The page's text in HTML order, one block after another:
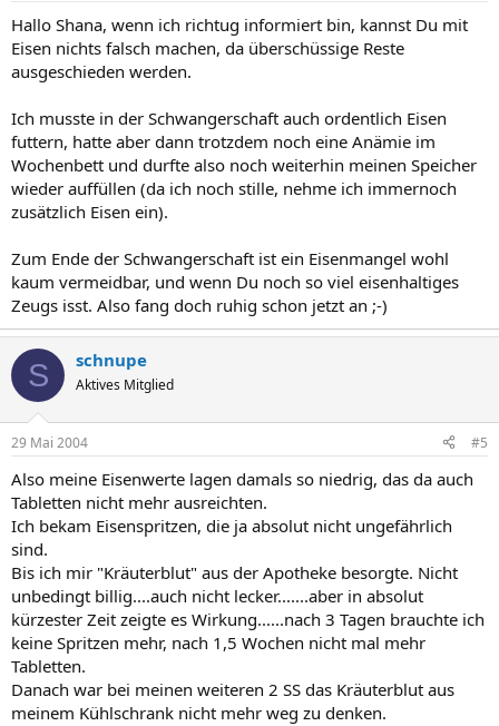
Hallo Shana, wenn ich richtug informiert bin, kannst Du mit
Eisen nichts falsch machen, da überschüssige Reste
ausgeschieden werden.
Ich musste in der Schwangerschaft auch ordentlich Eisen
futtern, hatte aber dann trotzdem noch eine Anämie im
Wochenbett und durfte also noch weiterhin meinen Speicher
wieder auffüllen (da ich noch stille, nehme ich immernoch
zusätzlich Eisen ein).
Zum Ende der Schwangerschaft ist ein Eisenmangel wohl
kaum vermeidbar, und wenn Du noch so viel eisenhaltiges
Zeugs isst. Also fang doch ruhig schon jetzt an ;-)
S schnupe
Aktives Mitglied
29 Mai 2004 #5
Also meine Eisenwerte lagen damals so niedrig, das da auch
Tabletten nicht mehr ausreichten.
Ich bekam Eisenspritzen, die ja absolut nicht ungefährlich
sind.
Bis ich mir "Kräuterblut" aus der Apotheke besorgte. Nicht
unbedingt billig....auch nicht lecker.......aber in absolut
kürzester Zeit zeigte es Wirkung......nach 3 Tagen brauchte ich
keine Spritzen mehr, nach 1,5 Wochen nicht mal mehr
Tabletten.
Danach war bei meinen weiteren 2 SS das Kräuterblut aus
meinem Kühlschrank nicht mehr weg zu denken.